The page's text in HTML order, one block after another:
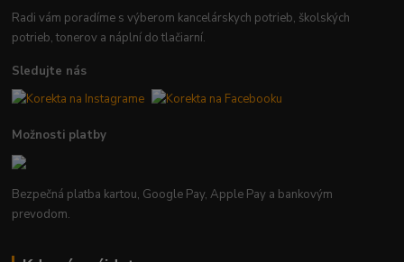
Radi vám poradíme s výberom kancelárskych potrieb, školských
potrieb, tonerov a náplní do tlačiarní.
Sledujte nás
Možnosti platby
Bezpečná platba kartou, Google Pay, Apple Pay a bankovým
prevodom.